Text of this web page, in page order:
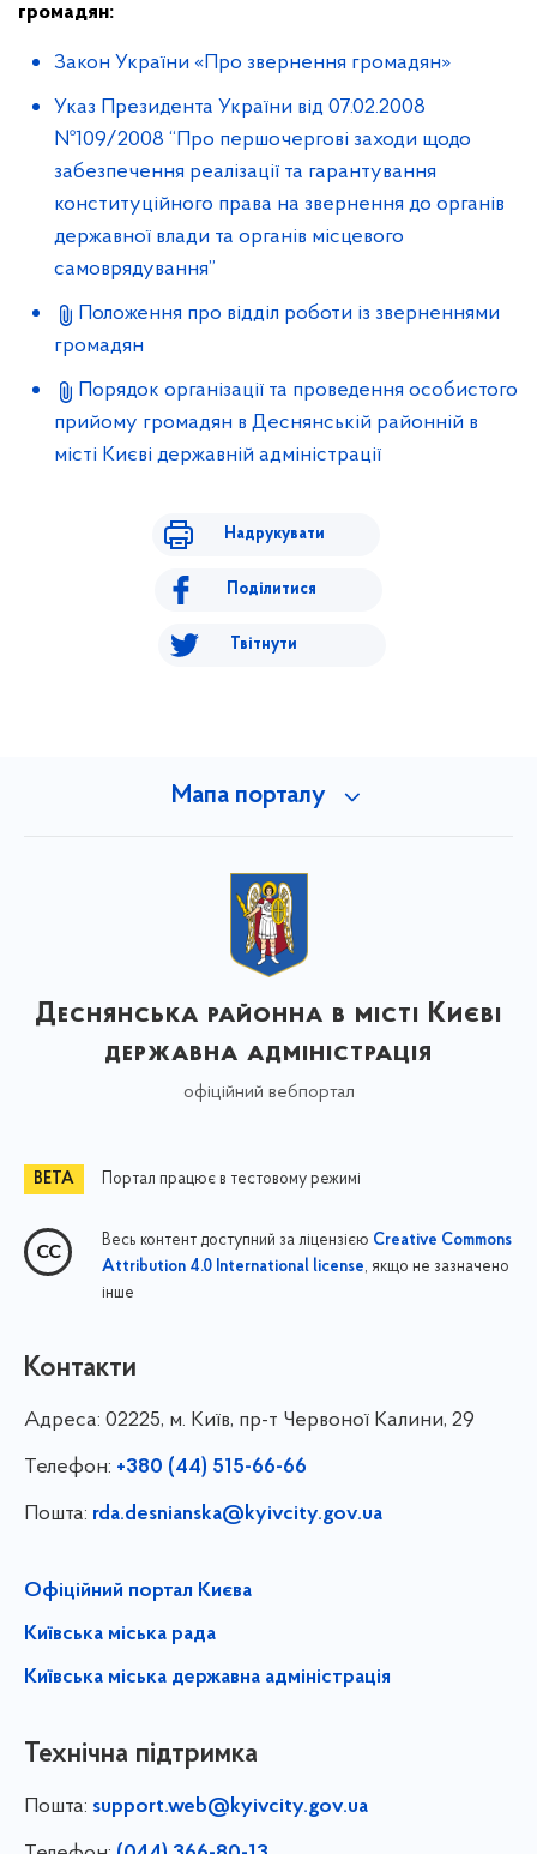
громадян:
Закон України «Про звернення громадян»
Указ Президента України від 07.02.2008
№109/2008 “Про першочергові заходи щодо
забезпечення реалізації та гарантування
конституційного права на звернення до органів
державної влади та органів місцевого
самоврядування”
Положення про відділ роботи із зверненнями
громадян
Порядок організації та проведення особистого
прийому громадян в Деснянській районній в
місті Києві державній адміністрації
Надрукувати
Поділитися
Твітнути
Мапа порталу
Деснянська районна в місті Києві
державна адміністрація
офіційний вебпортал
Портал працює в тестовому режимі
Весь контент доступний за ліцензією Creative Commons
Attribution 4.0 International license, якщо не зазначено
інше
Контакти
Адреса: 02225, м. Київ, пр-т Червоної Калини, 29
Телефон: +380 (44) 515-66-66
Пошта: rda.desnianska@kyivcity.gov.ua
Офіційний портал Києва
Київська міська рада
Київська міська державна адміністрація
Технічна підтримка
Пошта: support.web@kyivcity.gov.ua